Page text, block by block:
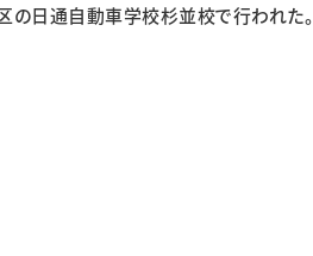
日通自動車学校杉並校で行われた